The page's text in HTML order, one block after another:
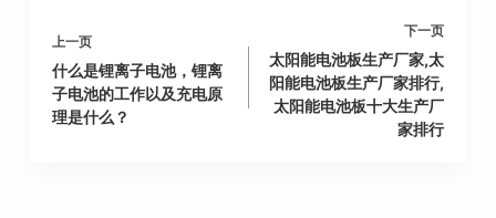
上一页
什么是锂离子电池，锂离
子电池的工作以及充电原
理是什么？
下一页
太阳能电池板生产厂家,太
阳能电池板生产厂家排行,
太阳能电池板十大生产厂
家排行